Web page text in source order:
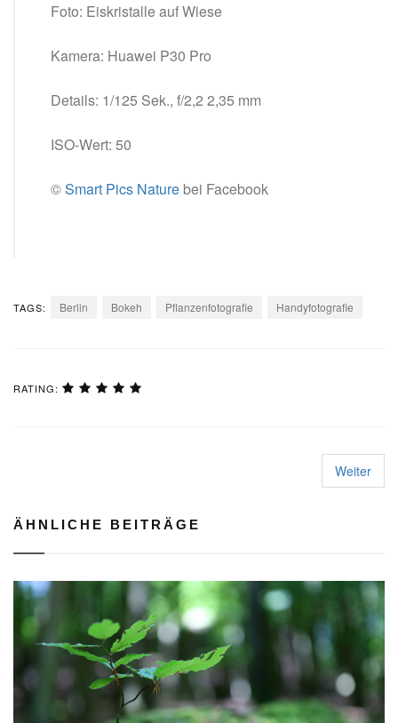
Foto: Eiskristalle auf Wiese
Kamera: Huawei P30 Pro
Details: 1/125 Sek., f/2,2 2,35 mm
ISO-Wert: 50
©Smart Pics Nature bei Facebook
TAGS: Berlin Bokeh Pflanzenfotografie Handyfotografie
RATING:
Weiter
ÄHNLICHE BEITRÄGE